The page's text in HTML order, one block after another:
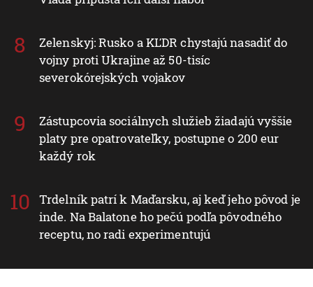
Zelenskyj: Rusko a KĽDR chystajú nasadiť do
vojny proti Ukrajine až 50-tisíc
severokórejských vojakov
Zástupcovia sociálnych služieb žiadajú vyššie
platy pre opatrovateľky, postupne o 200 eur
každý rok
Trdelník patrí k Maďarsku, aj keď jeho pôvod je
inde. Na Balatone ho pečú podľa pôvodného
receptu, no radi experimentujú